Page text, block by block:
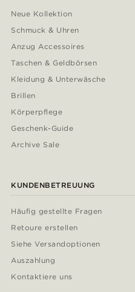
Neue Kollektion
Schmuck & Uhren
Anzug Accessoires
Taschen & Geldbörsen
Kleidung & Unterwäsche
Brillen
Körperpflege
Geschenk-Guide
Archive Sale
KUNDENBETREUUNG
Häufig gestellte Fragen
Retoure erstellen
Siehe Versandoptionen
Auszahlung
Kontaktiere uns